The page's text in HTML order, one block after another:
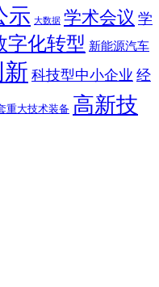
示 大数据 学术会议 学
字化转型 新能源汽车
科技型中小企业 经
重大技术装备 高新技